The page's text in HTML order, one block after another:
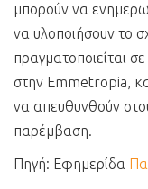
μπορούν να
να υλοποιήσουν το
πραγματοποιείται
στην Emmetropia,
να απευθυνθούν
παρέμβαση.
Πηγή: Εφημερίδα